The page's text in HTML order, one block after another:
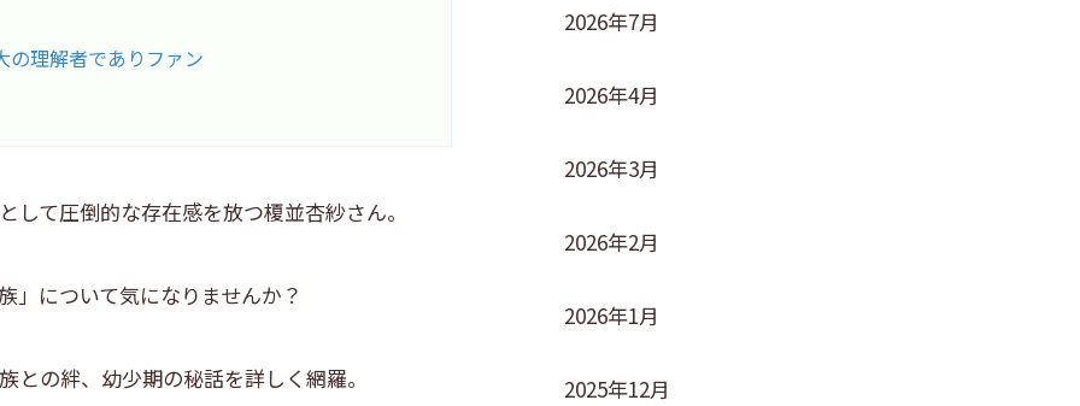
の理解者でありファン
て圧倒的な存在感を放つ榎並杏紗さん。
」について気になりませんか？
の絆、幼少期の秘話を詳しく網羅。
2026年7月
2026年4月
2026年3月
2026年2月
2026年1月
2025年12月